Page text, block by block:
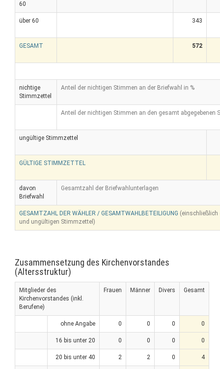
60
über 60 343
GESAMT 572
nichtige
Stimmzettel
Anteil der nichtigen Stimmen an der Briefwahl in %
Anteil der nichtigen Stimmen an den gesamt abgegebenen
ungültige Stimmzettel
GÜLTIGE STIMMZETTEL
davon
Briefwahl
Gesamtzahl der Briefwahlunterlagen
GESAMTZAHL DER WÄHLER / GESAMTWAHLBETEILIGUNG (einschließlich
und ungültigen Stimmzettel)
Zusammensetzung des Kirchenvorstandes
(Altersstruktur)
Mitglieder des
Kirchenvorstandes (inkl.
Berufene)
Frauen Männer Divers Gesamt
ohne Angabe 0 0 0 0
16 bis unter 20 0 0 0 0
20 bis unter 40 2 2 0 4